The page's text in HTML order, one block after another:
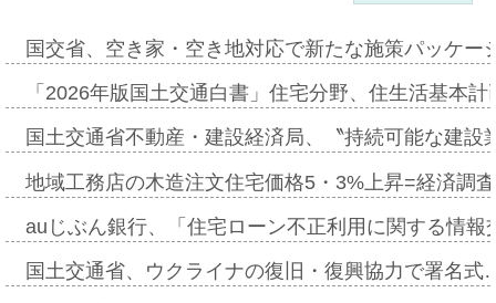
国交省、空き家・空き地対応で新たな施策パッケ
「2026年版国土交通白書」住宅分野、住生活基本
国土交通省不動産・建設経済局、〝持続可能な建
地域工務店の木造注文住宅価格5・3%上昇=経済調
auじぶん銀行、「住宅ローン不正利用に関する情
国土交通省、ウクライナの復旧・復興協力で署名